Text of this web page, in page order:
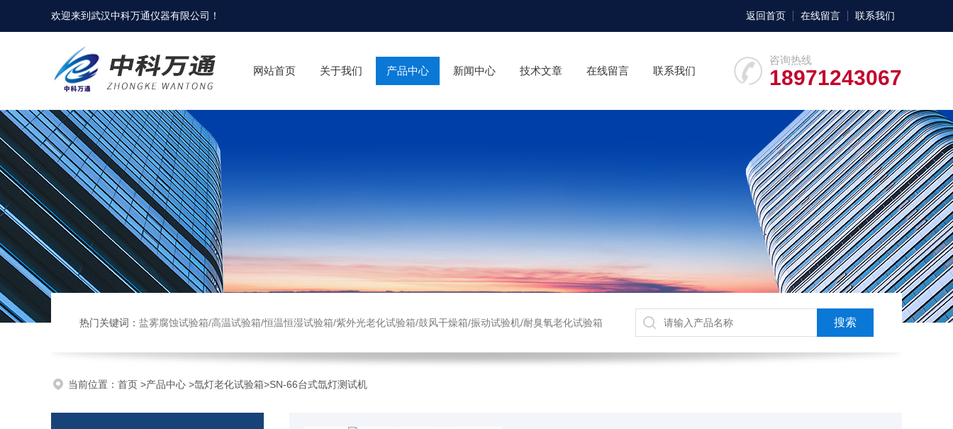
欢迎来到武汉中科万通仪器有限公司 ！ 返回首页 在线留言 联系我们
咨询热线
18971243067
网站首页 关于我们 产品中心 新闻中心 技术文章 在线留言 联系我们
热门关键词： 盐雾腐蚀试验箱/高温试验箱/恒温恒湿试验箱/紫外光老化试验箱/鼓风干燥箱/振动试验机/耐臭氧老化试验箱
当前位置： 首页 >产品中心 >氙灯老化试验箱>SN-66台式氙灯测试机